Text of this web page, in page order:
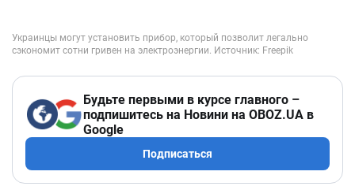
Будьте первыми в курсе главного –
подпишитесь на Новини на OBOZ.UA в
Google
Подписаться